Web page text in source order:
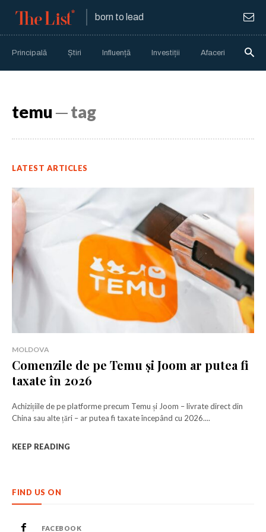
born to lead
Principală Știri Influență Investiții Afaceri
temu ─ tag
LATEST ARTICLES
MOLDOVA
Comenzile de pe Temu și Joom ar putea fi
taxate în 2026
Achizițiile de pe platforme precum Temu și Joom – livrate direct din
China sau alte țări – ar putea fi taxate începând cu 2026....
KEEP READING
FIND US ON
FACEBOOK